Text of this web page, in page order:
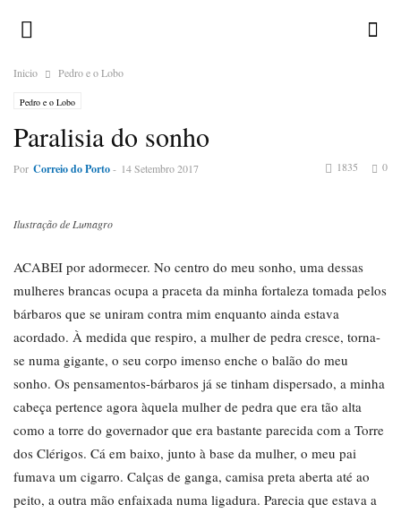
Inicio Pedro e o Lobo
Pedro e o Lobo
Paralisia do sonho
Por Correio do Porto- 14 Setembro 2017 0
1835
Ilustração de Lumagro
ACABEI por adormecer. No centro do meu sonho, uma dessas
mulheres brancas ocupa a praceta da minha fortaleza tomada pelos
bárbaros que se uniram contra mim enquanto ainda estava
acordado. À medida que respiro, a mulher de pedra cresce, torna-
se numa gigante, o seu corpo imenso enche o balão do meu
sonho. Os pensamentos-bárbaros já se tinham dispersado, a minha
cabeça pertence agora àquela mulher de pedra que era tão alta
como a torre do governador que era bastante parecida com a Torre
dos Clérigos. Cá em baixo, junto à base da mulher, o meu pai
fumava um cigarro. Calças de ganga, camisa preta aberta até ao
peito, a outra mão enfaixada numa ligadura. Parecia que estava a